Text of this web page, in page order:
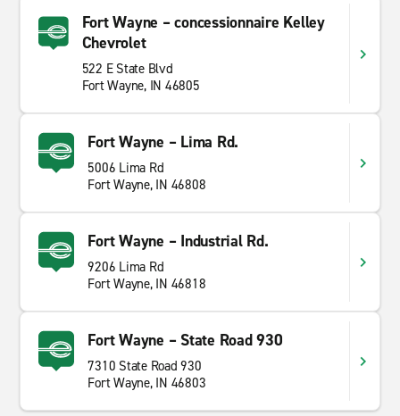
Fort Wayne – concessionnaire Kelley
Chevrolet
522 E State Blvd
Fort Wayne, IN 46805
Fort Wayne – Lima Rd.
5006 Lima Rd
Fort Wayne, IN 46808
Fort Wayne – Industrial Rd.
9206 Lima Rd
Fort Wayne, IN 46818
Fort Wayne – State Road 930
7310 State Road 930
Fort Wayne, IN 46803